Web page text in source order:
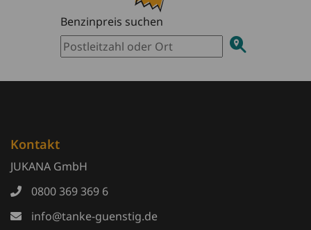
Benzinpreis suchen
Kontakt
JUKANA GmbH
0800 369 369 6
info@tanke-guenstig.de